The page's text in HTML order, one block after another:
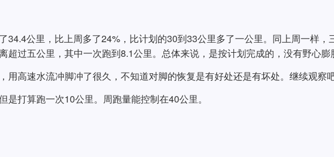
34.4公里，比上周多了24%，比计划的30到33公里多了一公里。同上周一样，
超过五公里，其中一次跑到8.1公里。总体来说，是按计划完成的，没有野心膨
用高速水流冲脚冲了很久，不知道对脚的恢复是有好处还是有坏处。继续观察
是打算跑一次10公里。周跑量能控制在40公里。